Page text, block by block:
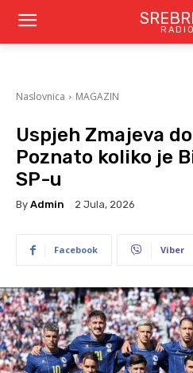
RADIO
Naslovnica MAGAZIN
Uspjeh Zmajeva
Poznato koliko je
SP-u
By Admin 2 Jula, 2026
Facebook Viber